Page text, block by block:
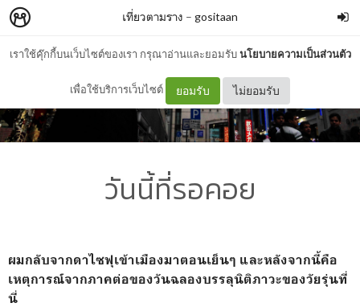
เราใช้คุ๊กกี้บนเว็บไซต์ของเรา กรุณาอ่านและยอมรับนโยบายความเป็นส่วนตัว
เพื่อใช้บริการเว็บไซต์ ยอมรับ ไม่ยอมรับ
เที่ยวตามราง – gositaan
วันนี้ที่รอคอย
ผมกลับจากดาไซฟุเข้าเมืองมาตอนเย็นๆ และหลังจากนี้คือ
เหตุการณ์จากภาคต่อของวันฉลองบรรลุนิติภาวะของวัยรุ่นที่
นี่